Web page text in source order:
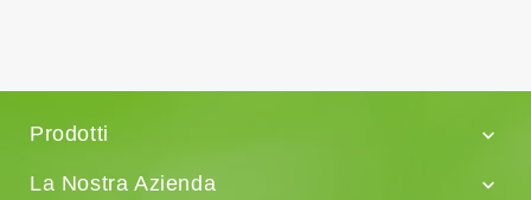
Prodotti

La Nostra Azienda
